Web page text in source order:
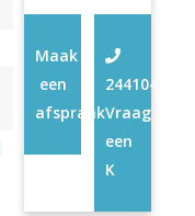
24410453
Vraag
een
K
Maak
een
afspraak